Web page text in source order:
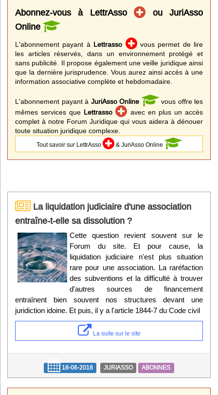
Abonnez-vous à LettrAsso
ou JuriAsso
Online
L'abonnement payant à Lettrasso
vous permet de lire
les articles réservés, dans un environnement protégé et
sans publicité. Il propose également une veille juridique ainsi
que la dernière jurisprudence. Vous aurez ainsi accès à une
information associative complète et hebdomadaire.
L'abonnement payant à JuriAsso Online
vous offre les
mêmes services que Lettrasso
avec en plus un accès
complet à notre Forum Juridique qui vous aidera à dénouer
toute situation juridique complexe.
Tout savoir sur LettrAsso & JuriAsso Online
La liquidation judiciaire d'une association
entraîne-t-elle sa dissolution ?
Cette question revient souvent sur le
Forum du site. Et pour cause, la
liquidation judiciaire n'est plus situation
rare pour une association. La raréfaction
des subventions et la difficulté à trouver
d'autres sources de financement
entraînent bien souvent nos structures devant une
juridiction idoine. Et puis, il y a l'article 1844-7 du Code civil
La suite sur le site
18-06-2018 JURIASSO ABONNES